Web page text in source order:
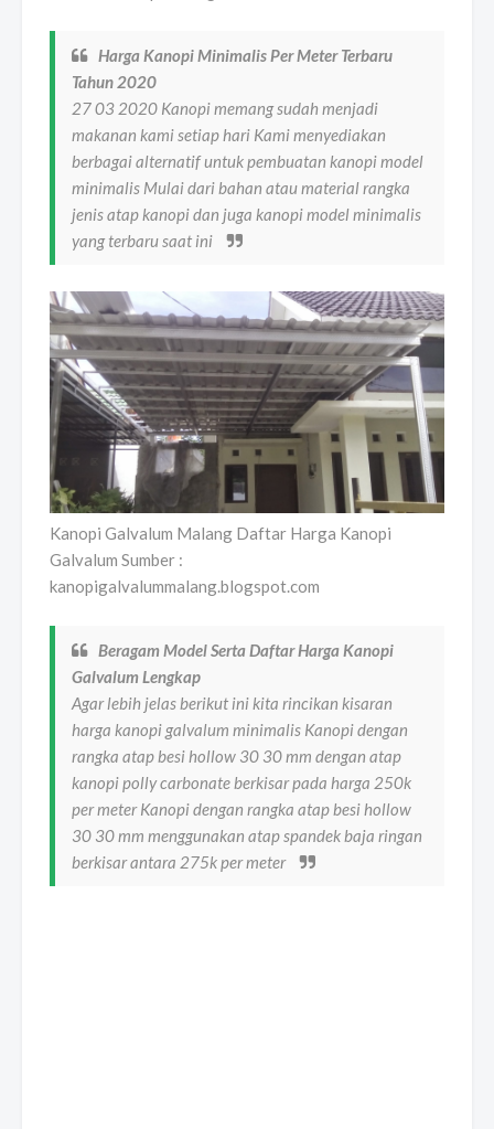
Harga Kanopi Minimalis Per Meter Terbaru
Tahun 2020
27 03 2020 Kanopi memang sudah menjadi
makanan kami setiap hari Kami menyediakan
berbagai alternatif untuk pembuatan kanopi model
minimalis Mulai dari bahan atau material rangka
jenis atap kanopi dan juga kanopi model minimalis
yang terbaru saat ini
Kanopi Galvalum Malang Daftar Harga Kanopi
Galvalum Sumber :
kanopigalvalummalang.blogspot.com
Beragam Model Serta Daftar Harga Kanopi
Galvalum Lengkap
Agar lebih jelas berikut ini kita rincikan kisaran
harga kanopi galvalum minimalis Kanopi dengan
rangka atap besi hollow 30 30 mm dengan atap
kanopi polly carbonate berkisar pada harga 250k
per meter Kanopi dengan rangka atap besi hollow
30 30 mm menggunakan atap spandek baja ringan
berkisar antara 275k per meter